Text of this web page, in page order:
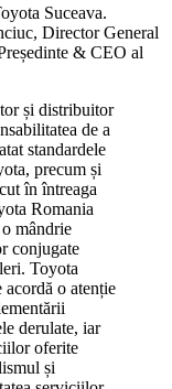
Suceava.
Director General
& CEO al
și distribuitor
de a
standardele
precum și
în întreaga
Romania
mândrie
conjugate
Toyota
acordă o atenție
derulate, iar
oferite
și